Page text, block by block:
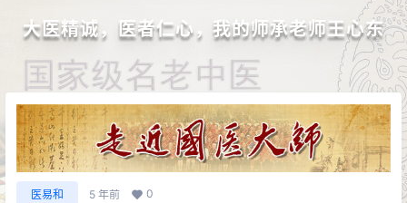
大医精诚，医者仁心，我的师承老师王心东
医易和 5 年前 0